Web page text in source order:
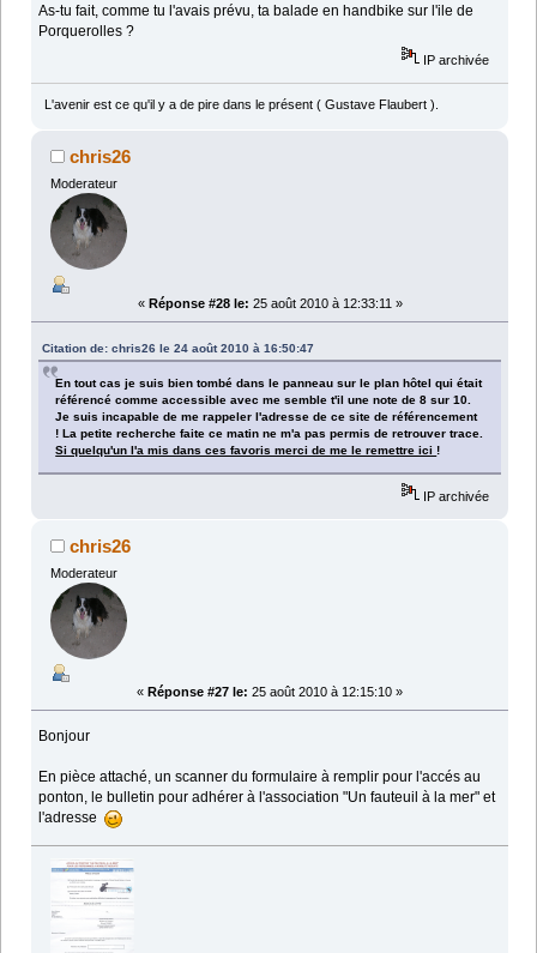
As-tu fait, comme tu l'avais prévu, ta balade en handbike sur l'ile de
Porquerolles ?
IP archivée
L'avenir est ce qu'il y a de pire dans le présent ( Gustave Flaubert ).
chris26
Moderateur
« Réponse #28 le: 25 août 2010 à 12:33:11 »
Citation de: chris26 le 24 août 2010 à 16:50:47
En tout cas je suis bien tombé dans le panneau sur le plan hôtel qui était
référencé comme accessible avec me semble t'il une note de 8 sur 10.
Je suis incapable de me rappeler l'adresse de ce site de référencement
! La petite recherche faite ce matin ne m'a pas permis de retrouver trace.
Si quelqu'un l'a mis dans ces favoris merci de me le remettre ici !
IP archivée
chris26
Moderateur
« Réponse #27 le: 25 août 2010 à 12:15:10 »
Bonjour
En pièce attaché, un scanner du formulaire à remplir pour l'accés au
ponton, le bulletin pour adhérer à l'association "Un fauteuil à la mer" et
l'adresse